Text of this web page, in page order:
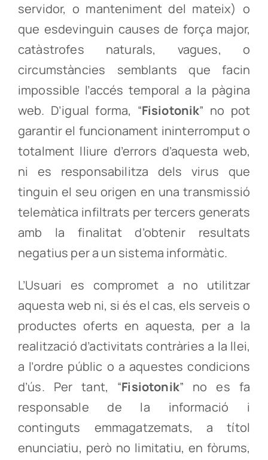
servidor, o manteniment del mateix) o
que esdevinguin causes de força major,
catàstrofes naturals, vagues, o
circumstàncies semblants que facin
impossible l’accés temporal a la pàgina
web. D’igual forma, “Fisiotonik” no pot
garantir el funcionament ininterromput o
totalment lliure d’errors d’aquesta web,
ni es responsabilitza dels virus que
tinguin el seu origen en una transmissió
telemàtica infiltrats per tercers generats
amb la finalitat d’obtenir resultats
negatius per a un sistema informàtic.
L’Usuari es compromet a no utilitzar
aquesta web ni, si és el cas, els serveis o
productes oferts en aquesta, per a la
realització d’activitats contràries a la llei,
a l’ordre públic o a aquestes condicions
d’ús. Per tant, “Fisiotonik” no es fa
responsable de la informació i
continguts emmagatzemats, a títol
enunciatiu, però no limitatiu, en fòrums,